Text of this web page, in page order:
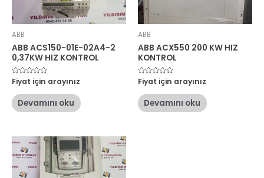
ABB
ABB ACS150-01E-02A4-2
0,37KW HIZ KONTROL
5
üzerinden
oy
aldı
Fiyat için arayınız
Devamını oku
ABB
ABB ACX550 200 KW HIZ
KONTROL
5
üzerinden
oy
aldı
Fiyat için arayınız
Devamını oku